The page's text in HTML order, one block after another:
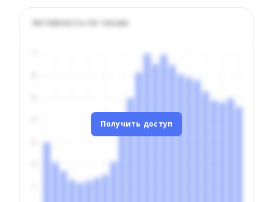
Активность по часам
Получить доступ